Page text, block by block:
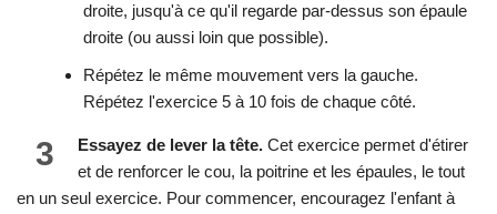
droite, jusqu'à ce qu'il regarde par-dessus son épaule
droite (ou aussi loin que possible).
Répétez le même mouvement vers la gauche.
Répétez l'exercice 5 à 10 fois de chaque côté.
3 Essayez de lever la tête. Cet exercice permet d'étirer
et de renforcer le cou, la poitrine et les épaules, le tout
en un seul exercice. Pour commencer, encouragez l'enfant à